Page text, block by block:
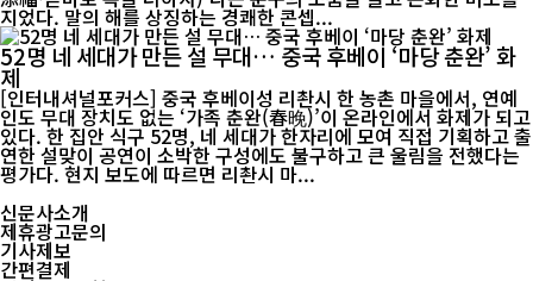
지었다. 말의 해를 상징하는 경쾌한 콘셉...
52명 네 세대가 만든 설 무대… 중국 후베이 ‘마당 춘완’ 화
제
[인터내셔널포커스] 중국 후베이성 리촨시 한 농촌 마을에서, 연예
인도 무대 장치도 없는 ‘가족 춘완(春晚)’이 온라인에서 화제가 되고
있다. 한 집안 식구 52명, 네 세대가 한자리에 모여 직접 기획하고 출
연한 설맞이 공연이 소박한 구성에도 불구하고 큰 울림을 전했다는
평가다. 현지 보도에 따르면 리촨시 마...
신문사소개
제휴광고문의
기사제보
간편결제